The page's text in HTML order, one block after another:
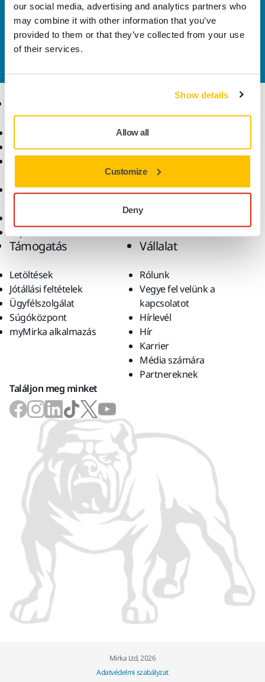
our social media, advertising and analytics partners who
may combine it with other information that you’ve
provided to them or that they’ve collected from your use
of their services.
Show details
Allow all
Customize
Deny
Vegye fel velünk a kapcsolatot
Szeretne többet tudni?Kérjük, vegye fel velünk a
kapcsolatot
Pormentes csiszolás
Kiegészítők és
Iparágak
Alkalmazások
Támogatás
Letöltések
Jótállási feltételek
Ügyfélszolgálat
Súgóközpont
myMirka alkalmazás
Vállalat
Rólunk
Vegye fel velünk a
kapcsolatot
Hírlevél
Hír
Karrier
Média számára
Partnereknek
Találjon meg minket
Mirka Ltd, 2026
Adatvédelmi szabályzat